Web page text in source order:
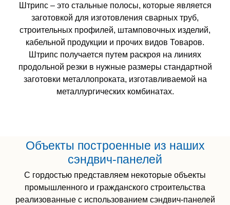
Штрипс – это стальные полосы, которые является
заготовкой для изготовления сварных труб,
строительных профилей, штамповочных изделий,
кабельной продукции и прочих видов Товаров.
Штрипс получается путем раскроя на линиях
продольной резки в нужные размеры стандартной
заготовки металлопроката, изготавливаемой на
металлургических комбинатах.
Объекты построенные из наших
сэндвич-панелей
С гордостью представляем некоторые объекты
промышленного и гражданского строительства
реализованные с использованием сэндвич-панелей